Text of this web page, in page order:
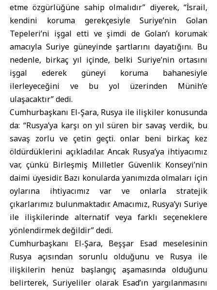
etme özgürlüğüne sahip olmalıdır” diyerek, “İsrail,
kendini koruma gerekçesiyle Suriye’nin Golan
Tepeleri’ni işgal etti ve şimdi de Golan’ı korumak
amacıyla Suriye güneyinde şartlarını dayatığını. Bu
nedenle, birkaç yıl içinde, belki Suriye’nin ortasını
işgal ederek güneyi koruma bahanesiyle
ilerleyeceğini ve bu yol üzerinden Münih’e
ulaşacaktır” dedi.
Cumhurbaşkanı El-Şara, Rusya ile ilişkiler konusunda
da: “Rusya’ya karşı on yıl süren bir savaş verdik, bu
savaş zorlu ve çetin geçti. onlar beni birkaç kez
öldürdüklerini açıkladılar. Ancak Rusya’ya ihtiyacımız
var, çünkü Birleşmiş Milletler Güvenlik Konseyi’nin
daimi üyesidir. Bazı konularda yanımızda olmaları için
oylarına ihtiyacımız var ve onlarla stratejik
çıkarlarımız bulunmaktadır. Amacımız, Rusya’yı Suriye
ile ilişkilerinde alternatif veya farklı seçeneklere
yönlendirmek değildir” dedi.
Cumhurbaşkanı El-Şara, Beşşar Esad meselesinin
Rusya açısından sorunlu olduğunu ve Rusya ile
ilişkilerin henüz başlangıç ​​aşamasında olduğunu
belirterek, Suriyeliler olarak Esad’ın yargılanmasını